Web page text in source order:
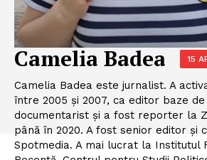
Camelia Badea 15
Camelia Badea este jurnalist. A
între 2005 și 2007, ca editor baze
documentarist și a fost reporter la
până în 2020. A fost senior editor și
Spotmedia. A mai lucrat la Institutul